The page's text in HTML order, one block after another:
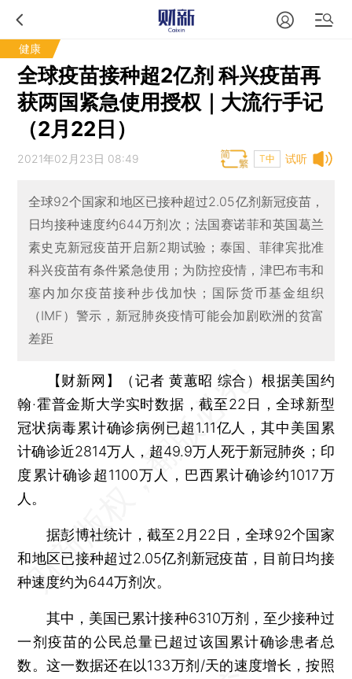
健康
全球疫苗接种超2亿剂 科兴疫苗再
获两国紧急使用授权｜大流行手记
（2月22日）
试听
2021年02月23日 08:49 T中
全球92个国家和地区已接种超过2.05亿剂新冠疫苗，
日均接种速度约644万剂次；法国赛诺菲和英国葛兰
素史克新冠疫苗开启新2期试验；泰国、菲律宾批准
科兴疫苗有条件紧急使用；为防控疫情，津巴布韦和
塞内加尔疫苗接种步伐加快；国际货币基金组织
（IMF）警示，新冠肺炎疫情可能会加剧欧洲的贫富
差距
【财新网】（记者 黄蕙昭 综合） 根据美国约
翰·霍普金斯大学实时数据，截至22日，全球新型
冠状病毒累计确诊病例已超1.11亿人，其中美国累
计确诊近2814万人，超49.9万人死于新冠肺炎；印
度累计确诊超1100万人，巴西累计确诊约1017万
人。
据彭博社统计，截至2月22日，全球92个国家
和地区已接种超过2.05亿剂新冠疫苗，目前日均接
种速度约为644万剂次。
其中，美国已累计接种6310万剂，至少接种过
一剂疫苗的公民总量已超过该国累计确诊患者总
数。这一数据还在以133万剂/天的速度增长，按照